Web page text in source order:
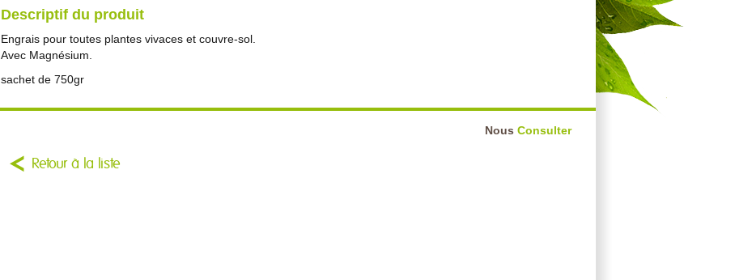
Descriptif du produit
Engrais pour toutes plantes vivaces et couvre-sol.
Avec Magnésium.
sachet de 750gr
Nous Consulter
Retour à la liste